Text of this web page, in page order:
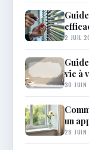
2 JUIL
vie à
30
un
28